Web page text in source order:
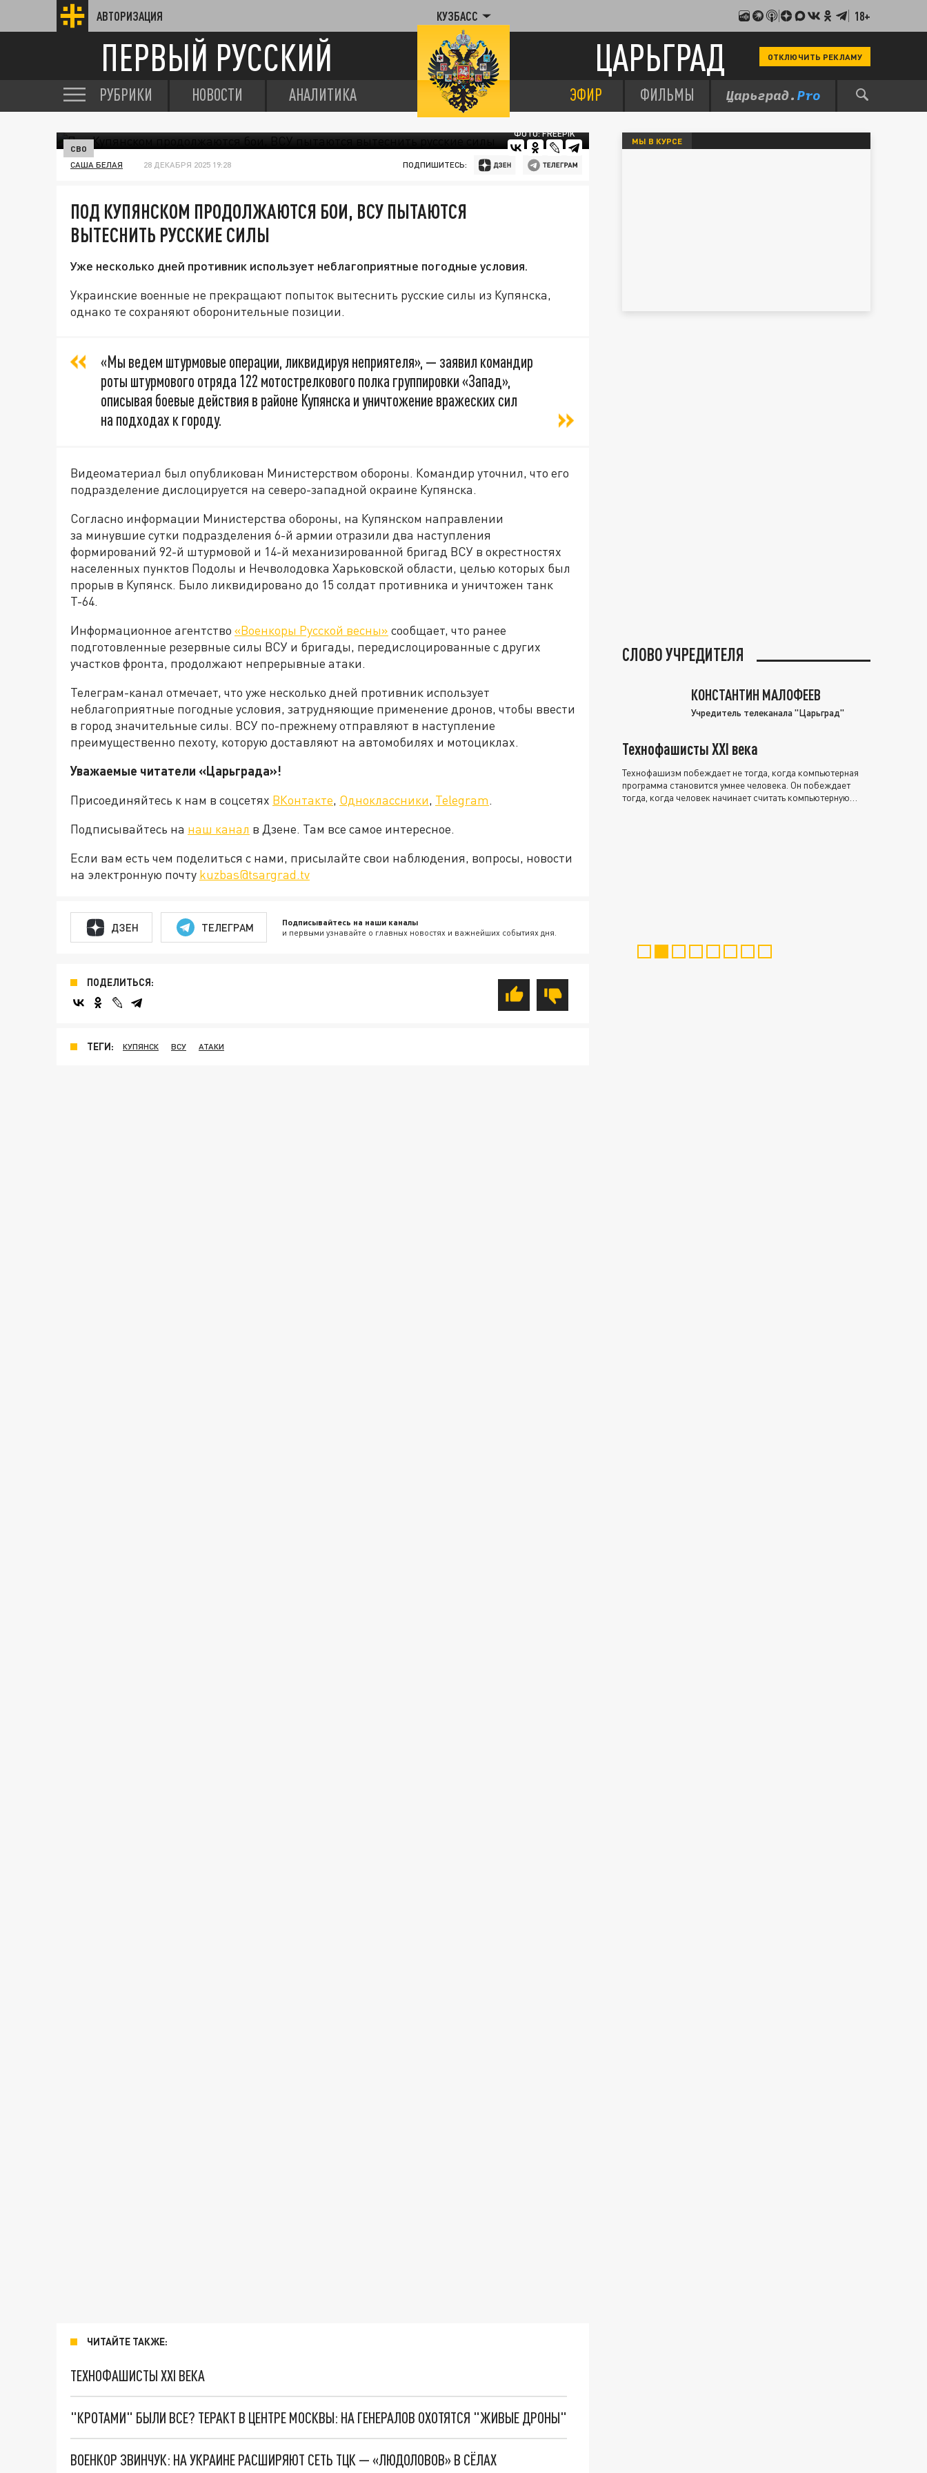
АВТОРИЗАЦИЯ КУЗБАСС 18+
ПЕРВЫЙ РУССКИЙ ЦАРЬГРАД ОТКЛЮЧИТЬ РЕКЛАМУ
РУБРИКИ НОВОСТИ АНАЛИТИКА ЭФИР ФИЛЬМЫ
ФОТО: FREEPIK
СВО
САША БЕЛАЯ 28 ДЕКАБРЯ 2025 19:28 ПОДПИШИТЕСЬ:
ПОД КУПЯНСКОМ ПРОДОЛЖАЮТСЯ БОИ, ВСУ ПЫТАЮТСЯ
ВЫТЕСНИТЬ РУССКИЕ СИЛЫ
Уже несколько дней противник использует неблагоприятные погодные условия.
Украинские военные не прекращают попыток вытеснить русские силы из Купянска,
однако те сохраняют оборонительные позиции.
«Мы ведем штурмовые операции, ликвидируя неприятеля», — заявил командир
роты штурмового отряда 122 мотострелкового полка группировки «Запад»,
описывая боевые действия в районе Купянска и уничтожение вражеских сил
на подходах к городу.
Видеоматериал был опубликован Министерством обороны. Командир уточнил, что его
подразделение дислоцируется на северо-западной окраине Купянска.
Согласно информации Министерства обороны, на Купянском направлении
за минувшие сутки подразделения 6-й армии отразили два наступления
формирований 92-й штурмовой и 14-й механизированной бригад ВСУ в окрестностях
населенных пунктов Подолы и Нечволодовка Харьковской области, целью которых был
прорыв в Купянск. Было ликвидировано до 15 солдат противника и уничтожен танк
Т-64.
Информационное агентство «Военкоры Русской весны» сообщает, что ранее
подготовленные резервные силы ВСУ и бригады, передислоцированные с других
участков фронта, продолжают непрерывные атаки.
Телеграм-канал отмечает, что уже несколько дней противник использует
неблагоприятные погодные условия, затрудняющие применение дронов, чтобы ввести
в город значительные силы. ВСУ по-прежнему отправляют в наступление
преимущественно пехоту, которую доставляют на автомобилях и мотоциклах.
Уважаемые читатели «Царьграда»!
Присоединяйтесь к нам в соцсетях ВКонтакте, Одноклассники, Telegram.
Подписывайтесь на наш канал в Дзене. Там все самое интересное.
Если вам есть чем поделиться с нами, присылайте свои наблюдения, вопросы, новости
на электронную почту kuzbas@tsargrad.tv
ДЗЕН ТЕЛЕГРАМ Подписывайтесь на наши каналы
и первыми узнавайте о главных новостях и важнейших событиях дня.
ПОДЕЛИТЬСЯ:
ТЕГИ: КУПЯНСК ВСУ АТАКИ
ЧИТАЙТЕ ТАКЖЕ:
ТЕХНОФАШИСТЫ XXI ВЕКА
"КРОТАМИ" БЫЛИ ВСЕ? ТЕРАКТ В ЦЕНТРЕ МОСКВЫ: НА ГЕНЕРАЛОВ ОХОТЯТСЯ "ЖИВЫЕ ДРОНЫ"
ВОЕНКОР ЗВИНЧУК: НА УКРАИНЕ РАСШИРЯЮТ СЕТЬ ТЦК — «ЛЮДОЛОВОВ» В СЁЛАХ
МЫ В КУРСЕ
СЛОВО УЧРЕДИТЕЛЯ
КОНСТАНТИН МАЛОФЕЕВ
Учредитель телеканала "Царьград"
Технофашисты XXI века
Технофашизм побеждает не тогда, когда компьютерная
программа становится умнее человека. Он побеждает
тогда, когда человек начинает считать компьютерную